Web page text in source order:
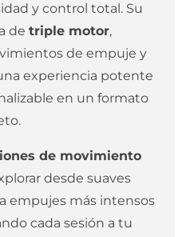
y control total. Su
de triple motor,
de empuje y
experiencia potente
en un formato
de movimiento
desde suaves
empujes más intensos
cada sesión a tu